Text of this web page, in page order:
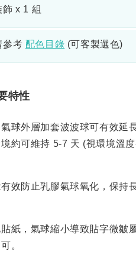
x 1 組
參考 配色目錄 (可客製選色)
特性
球外層加套波波球可有效延
約可維持 5-7 天 (視環境溫
效防止乳膠氣球氧化，保持
紙，氣球縮小導致貼字微皺
。